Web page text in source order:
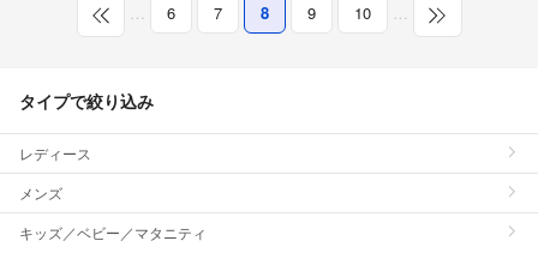
… 6 7 8 9 10 …
タイプで絞り込み
レディース
メンズ
キッズ／ベビー／マタニティ